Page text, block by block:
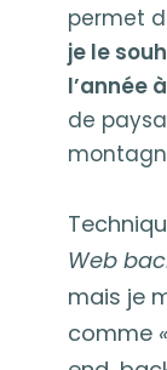
permet
je le
l’année
de
Web
mais je
comme